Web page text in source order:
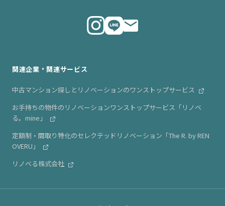
関連企業・関連サービス
中古マンション探しとリノベーションのワンストップサービス
お手持ちの物件のリノベーションワンストップサービス「リノベ
る。mine」
定額制・間取り特化のセレクテッドリノベーション「The R. by REN
OVERU」
リノベる株式会社